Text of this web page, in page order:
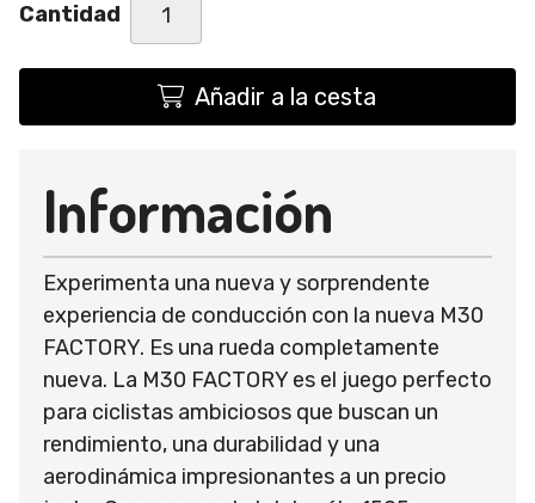
Cantidad
Añadir a la cesta
Información
Experimenta una nueva y sorprendente
experiencia de conducción con la nueva M30
FACTORY. Es una rueda completamente
nueva. La M30 FACTORY es el juego perfecto
para ciclistas ambiciosos que buscan un
rendimiento, una durabilidad y una
aerodinámica impresionantes a un precio